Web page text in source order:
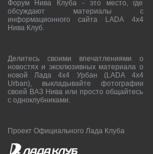
Форум Нива Клуба - это место, где
обсуждают материалы с
информационного сайта LADA 4x4
Нива Клуб.
Делитесь своими впечатлениями о
новостях и эксклюзивных материала о
новой Лада 4х4 Урбан (LADA 4x4
Urban), выкладывайте фотографии
своей ВАЗ Нива или просто общайтесь
с одноклубниками.
Проект Официального Лада Клуба